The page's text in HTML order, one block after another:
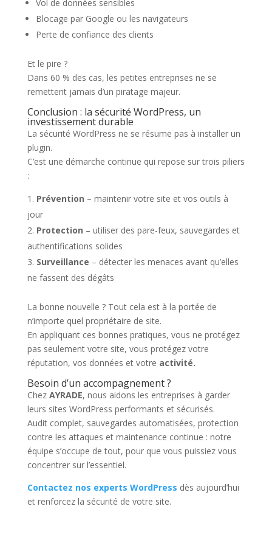
Vol de données sensibles
Blocage par Google ou les navigateurs
Perte de confiance des clients
Et le pire ?
Dans 60 % des cas, les petites entreprises ne se
remettent jamais d’un piratage majeur.
Conclusion : la sécurité WordPress, un
investissement durable
La sécurité WordPress ne se résume pas à installer un
plugin.
C’est une démarche continue qui repose sur trois piliers
:
Prévention – maintenir votre site et vos outils à
jour
Protection – utiliser des pare-feux, sauvegardes et
authentifications solides
Surveillance – détecter les menaces avant qu’elles
ne fassent des dégâts
La bonne nouvelle ? Tout cela est à la portée de
n’importe quel propriétaire de site.
En appliquant ces bonnes pratiques, vous ne protégez
pas seulement votre site, vous protégez votre
réputation, vos données et votre activité.
Besoin d’un accompagnement ?
Chez AYRADE, nous aidons les entreprises à garder
leurs sites WordPress performants et sécurisés.
Audit complet, sauvegardes automatisées, protection
contre les attaques et maintenance continue : notre
équipe s’occupe de tout, pour que vous puissiez vous
concentrer sur l’essentiel.
Contactez nos experts WordPress dès aujourd’hui
et renforcez la sécurité de votre site.